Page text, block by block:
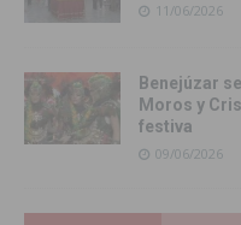
11/06/2026
Benejúzar
Moros y
festiva
09/06/2026